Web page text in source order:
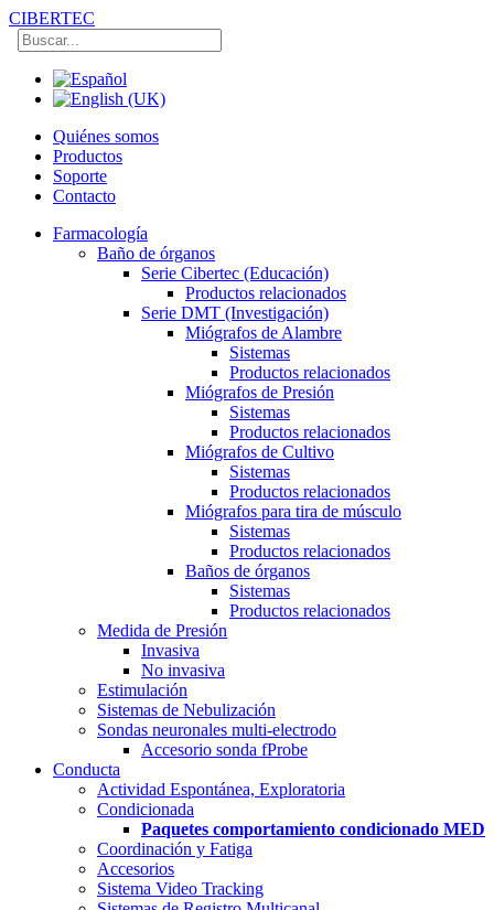
CIBERTEC
Quiénes somos
Productos
Soporte
Contacto
Farmacología
Baño de órganos
Serie Cibertec (Educación)
Productos relacionados
Serie DMT (Investigación)
Miógrafos de Alambre
Sistemas
Productos relacionados
Miógrafos de Presión
Sistemas
Productos relacionados
Miógrafos de Cultivo
Sistemas
Productos relacionados
Miógrafos para tira de músculo
Sistemas
Productos relacionados
Baños de órganos
Sistemas
Productos relacionados
Medida de Presión
Invasiva
No invasiva
Estimulación
Sistemas de Nebulización
Sondas neuronales multi-electrodo
Accesorio sonda fProbe
Conducta
Actividad Espontánea, Exploratoria
Condicionada
Paquetes comportamiento condicionado MED
Coordinación y Fatiga
Accesorios
Sistema Video Tracking